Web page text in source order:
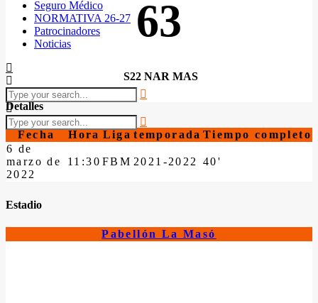
Seguro Médico
NORMATIVA 26-27
Patrocinadores
Noticias
63
S22 NAR MAS
Detalles
Fecha Hora Liga temporada Tiempo completo
6 de
marzo de
2022
11:30 FBM 2021-2022 40'
Estadio
Pabellón La Masó